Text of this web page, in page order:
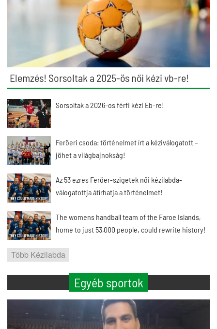
Elemzés! Sorsoltak a 2025-ös női kézi vb-re!
Sorsoltak a 2026-os férfi kézi Eb-re!
Feröeri csoda: történelmet írt a kéziválogatott –
jöhet a világbajnokság!
Az 53 ezres Feröer-szigetek női kézilabda-
válogatottja átírhatja a történelmet!
The womens handball team of the Faroe Islands,
home to just 53,000 people, could rewrite history!
Több Kézilabda
Egyéb sportok